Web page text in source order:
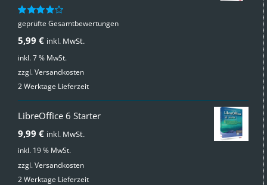
Bewertet
von 5
geprüfte Gesamtbewertungen
5,99 € inkl. MwSt.
inkl. 7 % MwSt.
zzgl.Versandkosten
2 Werktage Lieferzeit
LibreOffice 6 Starter
9,99 € inkl. MwSt.
inkl. 19 % MwSt.
zzgl.Versandkosten
2 Werktage Lieferzeit